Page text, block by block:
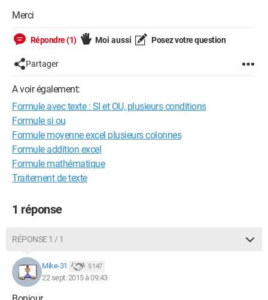
Merci
Répondre (1) Moi aussi Posez votre question
Partager
A voir également:
Formule avec texte : SI et OU, plusieurs conditions
Formule si ou
Formule moyenne excel plusieurs colonnes
Formule addition excel
Formule mathématique
Traitement de texte
1 réponse
RÉPONSE 1 / 1
Mike-31 5 147
22 sept. 2015 à 09:43